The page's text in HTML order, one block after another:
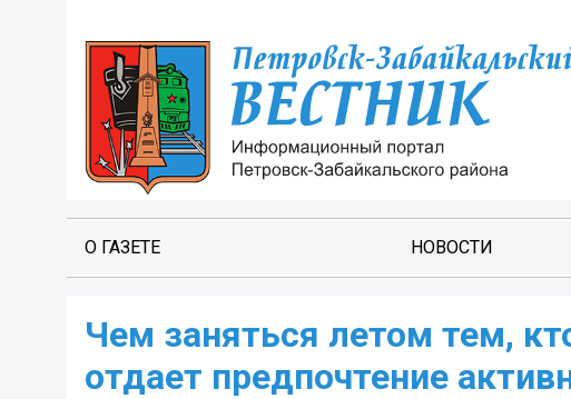
О ГАЗЕТЕ НОВОСТИ
Чем заняться летом тем,
отдает предпочтение